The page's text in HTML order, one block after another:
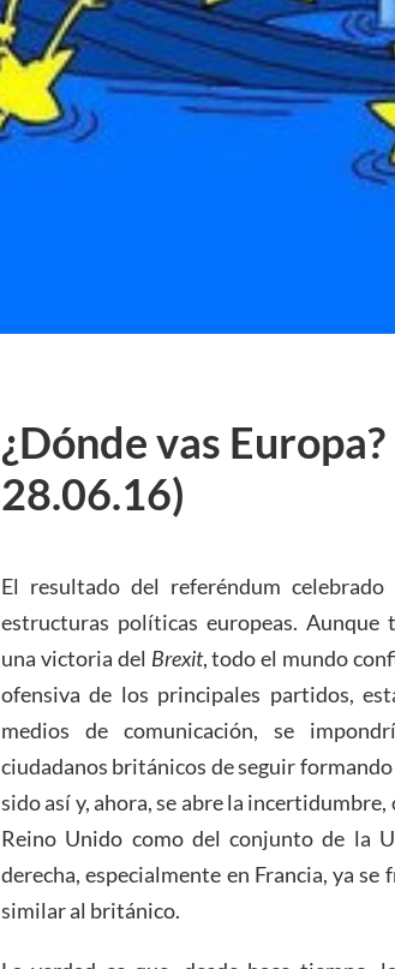
¿Dónde vas
28.06.16)
El resultado del referéndum
estructuras políticas europeas. Aunque
una victoria del Brexit, todo el mundo
ofensiva de los principales partidos,
medios de comunicación, se
ciudadanos británicos de seguir
sido así y, ahora, se abre la
Reino Unido como del conjunto de la
derecha, especialmente en Francia, ya
similar al británico.